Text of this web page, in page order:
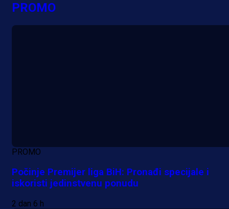
PROMO
PROMO
Počinje Premijer liga BiH: Pronađi specijale i
iskoristi jedinstvenu ponudu
2 dan 6 h